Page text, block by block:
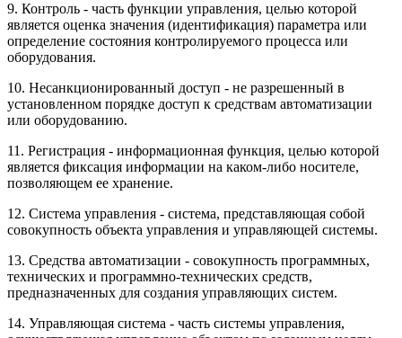
9. Контроль - часть функции управления, целью которой
является оценка значения (идентификация) параметра или
определение состояния контролируемого процесса или
оборудования.
10. Несанкционированный доступ - не разрешенный в
установленном порядке доступ к средствам автоматизации
или оборудованию.
11. Регистрация - информационная функция, целью которой
является фиксация информации на каком-либо носителе,
позволяющем ее хранение.
12. Система управления - система, представляющая собой
совокупность объекта управления и управляющей системы.
13. Средства автоматизации - совокупность программных,
технических и программно-технических средств,
предназначенных для создания управляющих систем.
14. Управляющая система - часть системы управления,